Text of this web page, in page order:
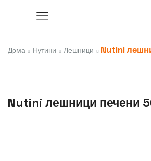
Дома Нутини Лешници Nutini
Nutini лешници печени